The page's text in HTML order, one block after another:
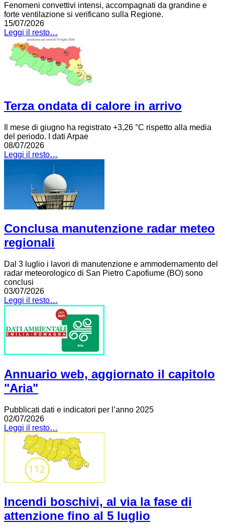
Fenomeni convettivi intensi, accompagnati da grandine e
forte ventilazione si verificano sulla Regione.
15/07/2026
Leggi il resto…
Terza ondata di calore in arrivo
Il mese di giugno ha registrato +3,26 °C rispetto alla media
del periodo. I dati Arpae
08/07/2026
Leggi il resto…
Conclusa manutenzione radar meteo
regionali
Dal 3 luglio i lavori di manutenzione e ammodernamento del
radar meteorologico di San Pietro Capofiume (BO) sono
conclusi
03/07/2026
Leggi il resto…
Annuario web, aggiornato il capitolo
"Aria"
Pubblicati dati e indicatori per l’anno 2025
02/07/2026
Leggi il resto…
Incendi boschivi, al via la fase di
attenzione fino al 5 luglio